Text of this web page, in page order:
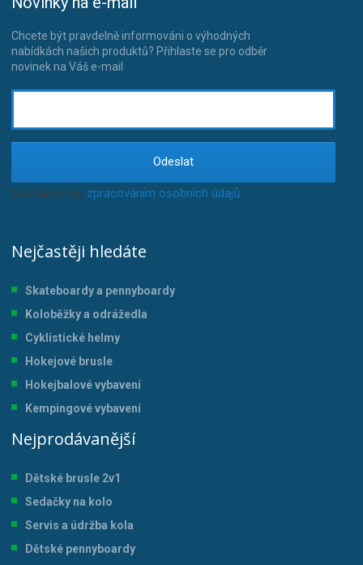
Chcete být pravdelně informováni o výhodných
nabídkách našich produktů? Přihlaste se pro odběr
novinek na Váš e-mail
Odeslat
Souhlasím se zpracováním osobních údajů.
Nejčastěji hledáte
Skateboardy a pennyboardy
Koloběžky a odrážedla
Cyklistické helmy
Hokejové brusle
Hokejbalové vybavení
Kempingové vybavení
Nejprodávanější
Dětské brusle 2v1
Sedačky na kolo
Servis a údržba kola
Dětské pennyboardy